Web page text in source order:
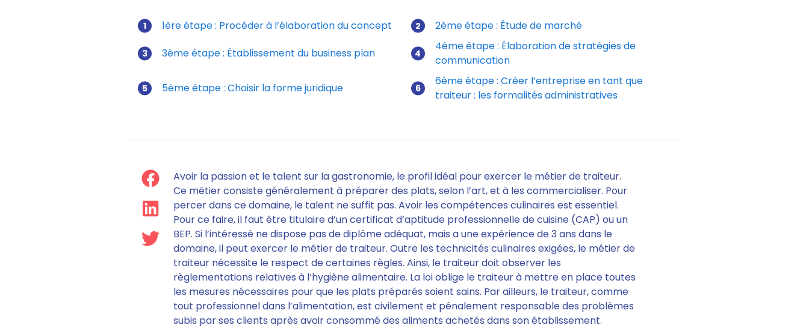
1ère étape : Procéder à l’élaboration du concept
2ème étape : Étude de marché
3ème étape : Établissement du business plan
4ème étape : Élaboration de stratégies de
communication
5ème étape : Choisir la forme juridique
6ème étape : Créer l’entreprise en tant que
traiteur : les formalités administratives
Avoir la passion et le talent sur la gastronomie, le profil idéal pour exercer le métier de traiteur.
Ce métier consiste généralement à préparer des plats, selon l’art, et à les commercialiser. Pour
percer dans ce domaine, le talent ne suffit pas. Avoir les compétences culinaires est essentiel.
Pour ce faire,il faut être titulaire d’un certificat d’aptitude professionnelle de cuisine (CAP) ou un
BEP. Si l’intéressé ne dispose pas de diplôme adéquat, mais a une expérience de 3 ans dans le
domaine, il peut exercer le métier de traiteur. Outre les technicités culinaires exigées, le métier de
traiteur nécessite le respect de certaines règles. Ainsi, le traiteur doit observer les
règlementations relatives à l’hygiène alimentaire. La loi oblige le traiteur à mettre en place toutes
les mesures nécessaires pour que les plats préparés soient sains. Par ailleurs, le traiteur, comme
tout professionnel dans l’alimentation, est civilement et pénalement responsable des problèmes
subis par ses clients après avoir consommé des aliments achetés dans son établissement.